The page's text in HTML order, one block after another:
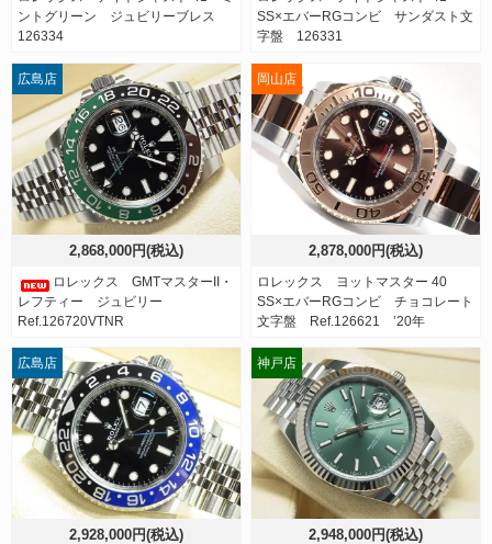
ントグリーン ジュビリーブレス
126334
SS×エバーRGコンビ サンダスト文
字盤 126331
2,868,000円(税込)
ロレックス GMTマスターII・
レフティー ジュビリー
Ref.126720VTNR
広島店
2,878,000円(税込)
ロレックス ヨットマスター 40
SS×エバーRGコンビ チョコレート
文字盤 Ref.126621 ’20年
岡山店
2,928,000円(税込)
広島店
2,948,000円(税込)
神戸店